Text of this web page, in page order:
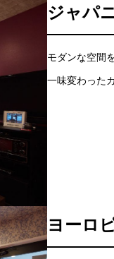
ジャパ
モダンな空間
一味変わった
ヨーロ